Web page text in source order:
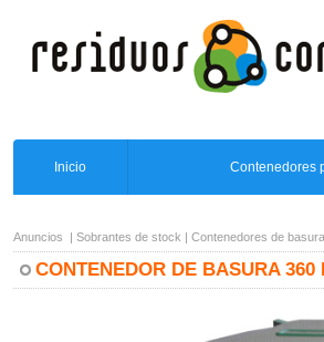
Inicio Contenedores
Anuncios | Sobrantes de stock | Contenedores de basura
CONTENEDOR DE BASURA